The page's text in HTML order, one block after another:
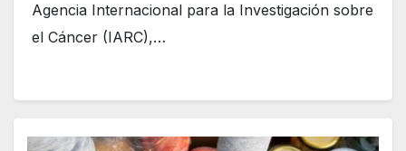
Agencia Internacional para la Investigación sobre
el Cáncer (IARC),…